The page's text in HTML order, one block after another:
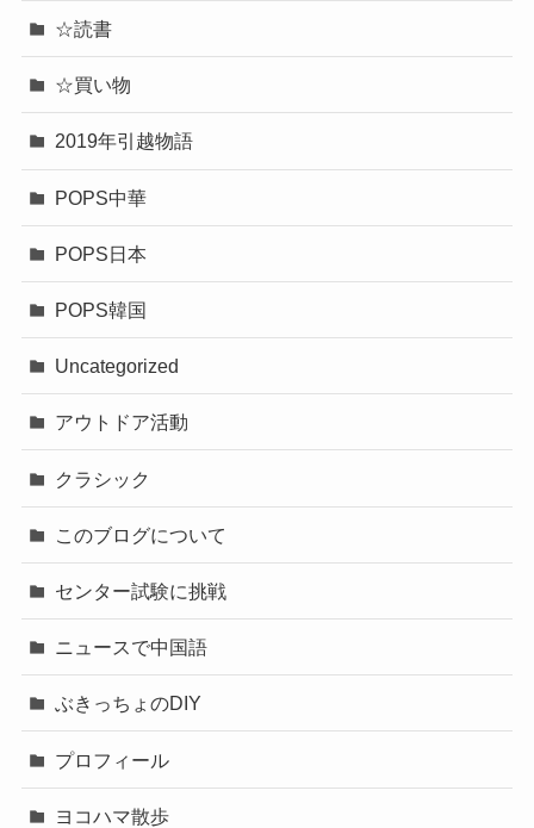
☆読書
☆買い物
2019年引越物語
POPS中華
POPS日本
POPS韓国
Uncategorized
アウトドア活動
クラシック
このブログについて
センター試験に挑戦
ニュースで中国語
ぶきっちょのDIY
プロフィール
ヨコハマ散歩